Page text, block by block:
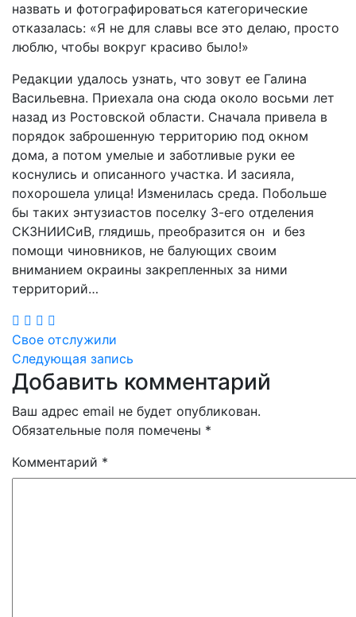
назвать и фотографироваться категорические
отказалась: «Я не для славы все это делаю, просто
люблю, чтобы вокруг красиво было!»
Редакции удалось узнать, что зовут ее Галина
Васильевна. Приехала она сюда около восьми лет
назад из Ростовской области. Сначала привела в
порядок заброшенную территорию под окном
дома, а потом умелые и заботливые руки ее
коснулись и описанного участка. И засияла,
похорошела улица! Изменилась среда. Побольше
бы таких энтузиастов поселку 3-его отделения
СКЗНИИСиВ, глядишь, преобразится он и без
помощи чиновников, не балующих своим
вниманием окраины закрепленных за ними
территорий…
Навигация
по
записям
Свое отслужили
Следующая запись
Добавить комментарий
Ваш адрес email не будет опубликован.
Обязательные поля помечены *
Комментарий *